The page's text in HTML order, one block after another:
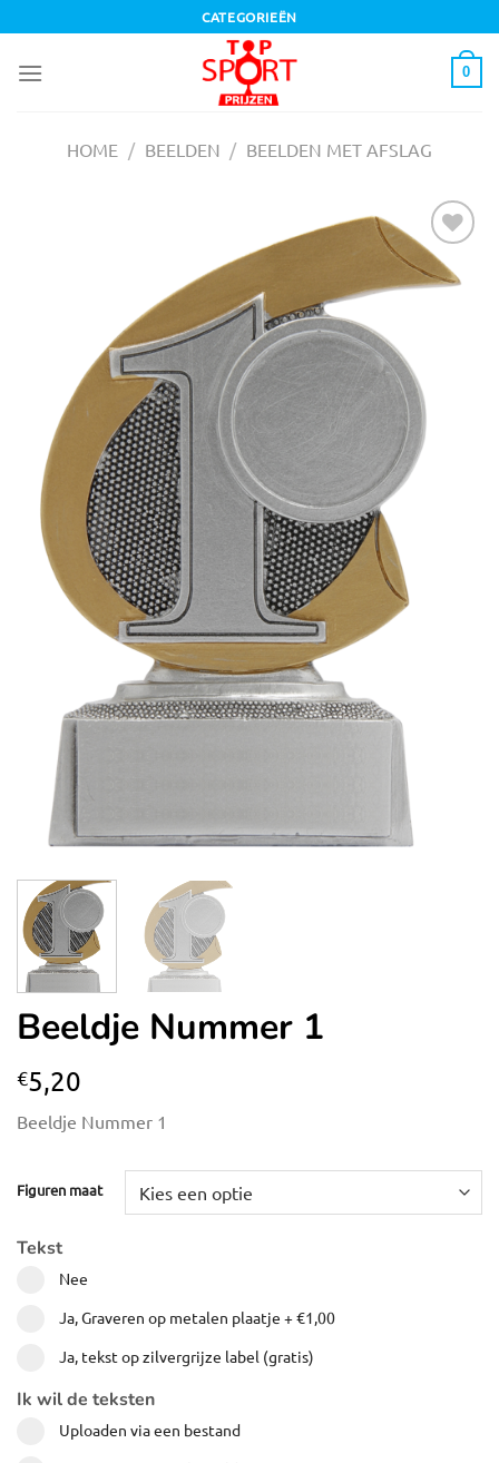
naar
inhoud
CATEGORIEËN
0
HOME / BEELDEN / BEELDEN MET AFSLAG
Toevoegen
aan
Beeldje Nummer 1
€5,20
Beeldje Nummer 1
Figuren maat
Tekst
Nee
Ja, Graveren op metalen plaatje +€1,00
Ja, tekst op zilvergrijze label (gratis)
Ik wil de teksten
Uploaden via een bestand